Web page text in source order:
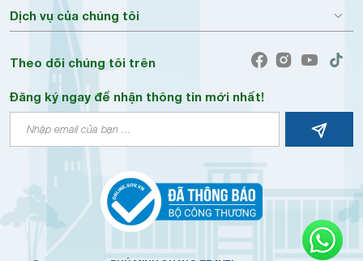
Dịch vụ của chúng tôi
Theo dõi chúng tôi trên
Đăng ký ngay để nhận thông tin mới nhất!